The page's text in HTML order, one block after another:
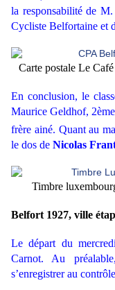
la responsabilité de
Cycliste Belfortaine et
Carte postale Le
En conclusion, le
Maurice Geldhof,
frère ainé. Quant au
le dos de Nicolas
Timbre
Belfort 1927, ville
Le départ du
Carnot. Au
s’enregistrer au